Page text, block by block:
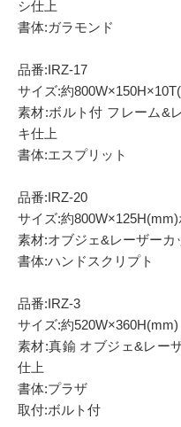
シ仕上
書体:ガラモンド
品番:IRZ-17
サイズ:約
素材:ボルト付 フレーム&
キ仕上
書体:エスプリット
品番:IRZ-20
サイズ:約
素材:オブジェ&レーザーカ
書体:ハンドスクリプト
品番:IRZ-3
サイズ:約520W×360H(mm)
素材:真鍮 オブジェ&レー
仕上
書体:プラザ
取付:ボルト付